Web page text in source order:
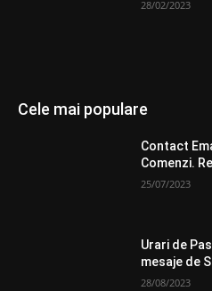
28/02/2023
Cele mai populare
Contact
Comenzi.
25/07/2023
Urari de
mesaje de
28/08/2023